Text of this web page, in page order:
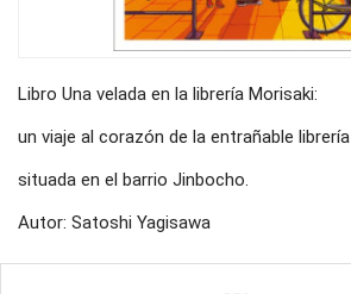
Libro Una velada en la librería Morisaki:
un viaje al corazón de la entrañable librería
situada en el barrio Jinbocho.
Autor: Satoshi Yagisawa